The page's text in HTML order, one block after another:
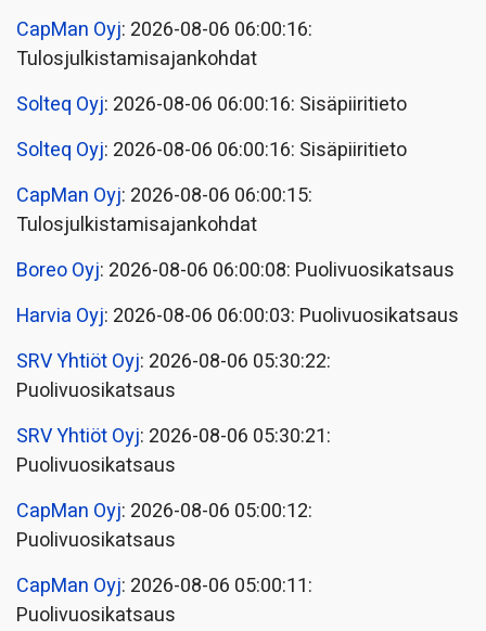
CapMan Oyj: 2026-08-06 06:00:16:
Tulosjulkistamisajankohdat
Solteq Oyj: 2026-08-06 06:00:16: Sisäpiiritieto
Solteq Oyj: 2026-08-06 06:00:16: Sisäpiiritieto
CapMan Oyj: 2026-08-06 06:00:15:
Tulosjulkistamisajankohdat
Boreo Oyj: 2026-08-06 06:00:08: Puolivuosikatsaus
Harvia Oyj: 2026-08-06 06:00:03: Puolivuosikatsaus
SRV Yhtiöt Oyj: 2026-08-06 05:30:22:
Puolivuosikatsaus
SRV Yhtiöt Oyj: 2026-08-06 05:30:21:
Puolivuosikatsaus
CapMan Oyj: 2026-08-06 05:00:12:
Puolivuosikatsaus
CapMan Oyj: 2026-08-06 05:00:11:
Puolivuosikatsaus